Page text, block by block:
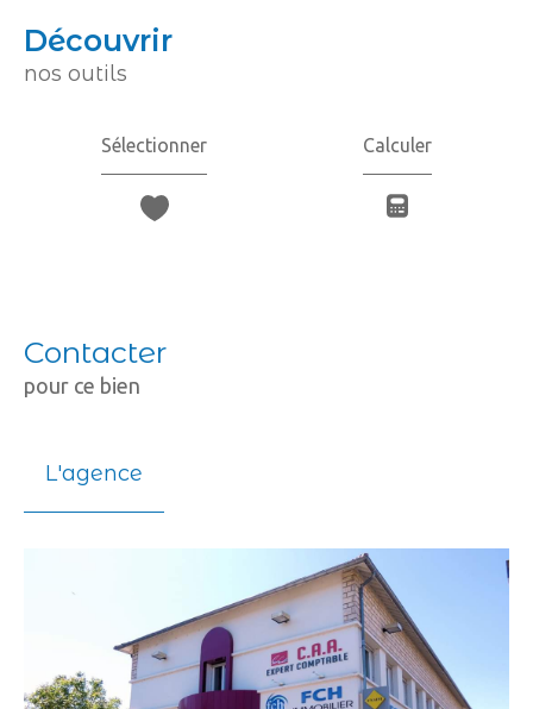
Contacter
pour ce bien
L'agence
découvrir
nos outils
Sélectionner Calculer